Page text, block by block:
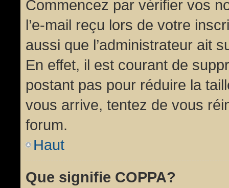
Commencez par vérifier vos
l’e-mail reçu lors de votre
aussi que l’administrateur ait
En effet, il est courant de
postant pas pour réduire la
vous arrive, tentez de vous
forum.
Haut
Que signifie COPPA?